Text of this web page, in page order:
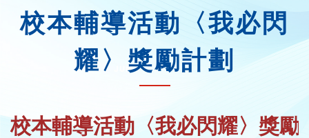
校本輔導活動〈我必閃
耀〉獎勵計劃
校本輔導活動〈我必閃耀〉獎勵